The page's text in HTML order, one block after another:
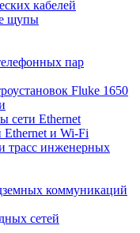
кабелей
щупы
пар
Fluke 1650
сети Ethernet
Ethernet и Wi-Fi
трасс инженерных
коммуникаций
сетей